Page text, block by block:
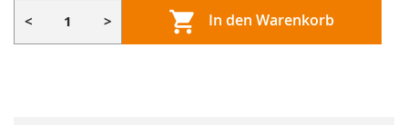
< > In den Warenkorb